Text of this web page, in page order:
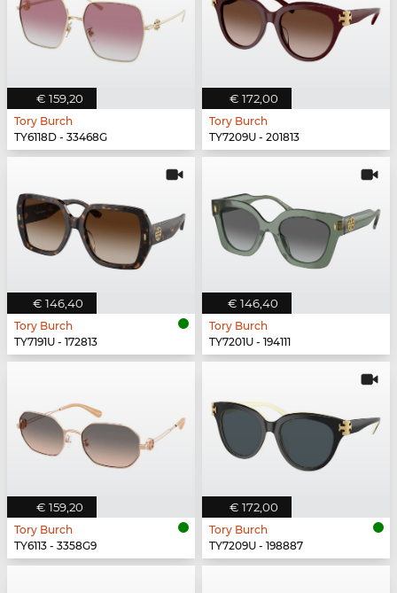
€ 159,20
Tory Burch
TY6118D - 33468G
€ 172,00
Tory Burch
TY7209U - 201813
€ 146,40
Tory Burch
TY7191U - 172813
€ 146,40
Tory Burch
TY7201U - 194111
€ 159,20
Tory Burch
TY6113 - 3358G9
€ 172,00
Tory Burch
TY7209U - 198887